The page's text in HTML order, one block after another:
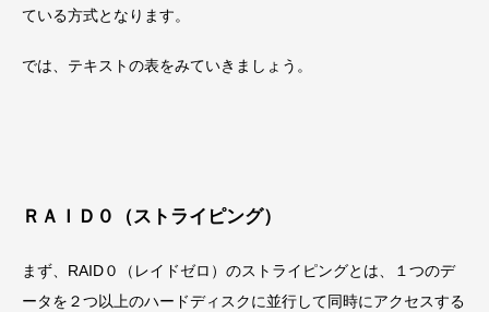
ている方式となります。
では、テキストの表をみていきましょう。
ＲＡＩＤ０（ストライピング）
まず、RAID０（レイドゼロ）のストライピングとは、１つのデ
ータを２つ以上のハードディスクに並行して同時にアクセスする